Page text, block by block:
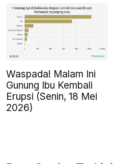
Waspada! Malam Ini
Gunung Ibu Kembali
Erupsi (Senin, 18 Mei
2026)